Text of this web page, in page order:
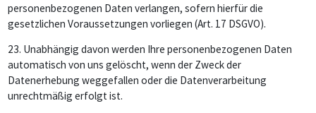
personenbezogenen Daten verlangen, sofern hierfür die
gesetzlichen Voraussetzungen vorliegen (Art. 17 DSGVO).
23. Unabhängig davon werden Ihre personenbezogenen Daten
automatisch von uns gelöscht, wenn der Zweck der
Datenerhebung weggefallen oder die Datenverarbeitung
unrechtmäßig erfolgt ist.